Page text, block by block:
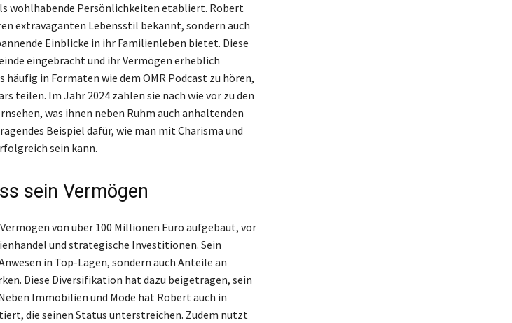
wohlhabende Persönlichkeiten etabliert. Robert
extravaganten Lebensstil bekannt, sondern auch
Einblicke in ihr Familienleben bietet. Diese
eingebracht und ihr Vermögen erheblich
häufig in Formaten wie dem OMR Podcast zu hören,
teilen. Im Jahr 2024 zählen sie nach wie vor zu den
was ihnen neben Ruhm auch anhaltenden
Beispiel dafür, wie man mit Charisma und
sein kann.
sein Vermögen
von über 100 Millionen Euro aufgebaut, vor
und strategische Investitionen. Sein
in Top-Lagen, sondern auch Anteile an
Diese Diversifikation hat dazu beigetragen, sein
Immobilien und Mode hat Robert auch in
die seinen Status unterstreichen. Zudem nutzt